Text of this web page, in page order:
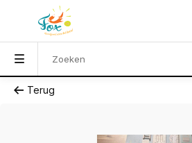
Terug